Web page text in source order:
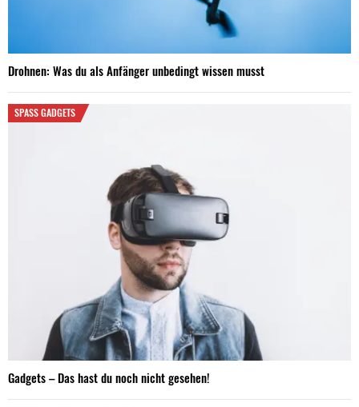
Drohnen: Was du als Anfänger unbedingt wissen musst
SPASS GADGETS
Gadgets – Das hast du noch nicht gesehen!